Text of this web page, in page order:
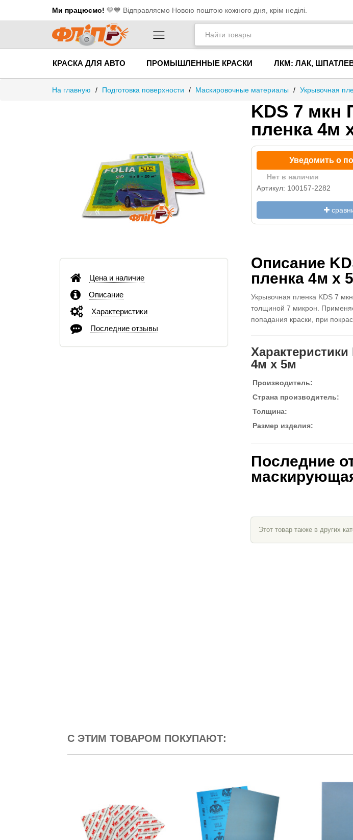
Ми працюємо! 💛​💙 Відправляємо Новою поштою кожного дня, крім неділі.
КРАСКА ДЛЯ АВТО ПРОМЫШЛЕННЫЕ КРАСКИ ЛКМ: ЛАК,
На главную / Подготовка поверхности / Маскировочные материалы / Укрывочная
Цена и наличие
Описание
Характеристики
Последние отзывы
KDS 7 мкн
пленка 4м
Уведомить о
Нет в наличии
Артикул: 100157-2282
Описание
пленка 4м х
Укрывочная пленка KDS 7
толщиной 7 микрон.
попадания краски, при
4м х 5м
Производитель:
Страна производитель:
Толщина:
Размер изделия:
Последние
Этот товар также в других
С ЭТИМ ТОВАРОМ ПОКУПАЮТ: